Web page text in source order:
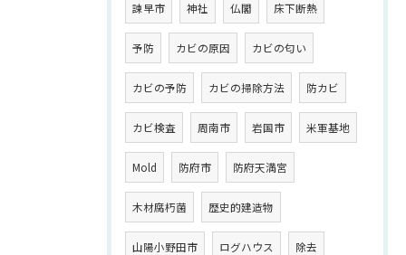
諫早市 神社 仏閣 床下断熱
予防 カビの原因 カビの匂い
カビの予防 カビの掃除方法 防カビ
カビ検査 周南市 岩国市 米軍基地
Mold 防府市 防府天満宮
木材腐朽菌 歴史的建造物
山陽小野田市 ログハウス 除去